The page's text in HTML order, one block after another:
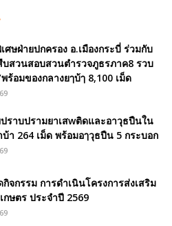
ศษฝ่ายปกครอง อ.เมืองกระบี่ ร่วมกับ
บสวนสอบสวนตำรวจภูธรภาค8 รวบ
ร้อมของกลางยๅบ้ๅ 8,100 เม็ด
ราบปรามยาเสwติดและอาวุธปืนใน
า 264 เม็ด พร้อมอๅวุธปืน 5 กระบอก
จกรรม การดำเนินโครงการส่งเสริม
กษตร ประจำปี 2569